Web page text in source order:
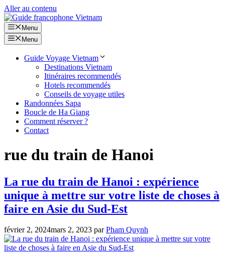
Aller au contenu
Menu
Menu
Guide Voyage Vietnam
Destinations Vietnam
Itinéraires recommendés
Hotels recommendés
Conseils de voyage utiles
Randonnées Sapa
Boucle de Ha Giang
Comment réserver ?
Contact
rue du train de Hanoi
La rue du train de Hanoi : expérience
unique à mettre sur votre liste de choses à
faire en Asie du Sud-Est
février 2, 2024mars 2, 2023 parPham Quynh